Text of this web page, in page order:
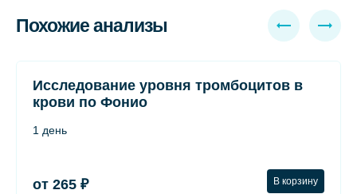
Похожие анализы
Исследование уровня тромбоцитов в
крови по Фонио
1 день
от 265 ₽ В корзину